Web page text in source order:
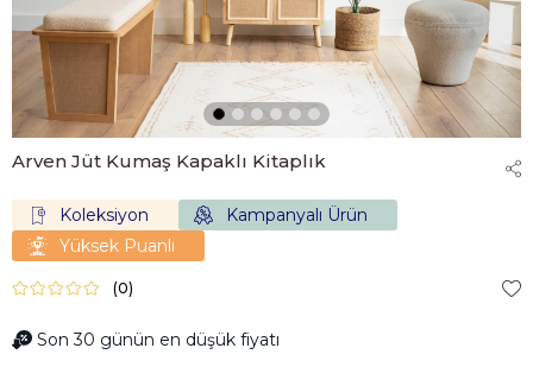
Arven Jüt Kumaş Kapaklı Kitaplık
Koleksiyon
Kampanyalı Ürün
Yüksek Puanlı
(0)
Son 30 günün en düşük fiyatı